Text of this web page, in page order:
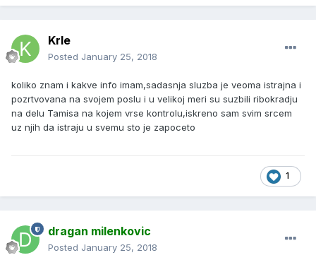
Krle
Posted January 25, 2018
koliko znam i kakve info imam,sadasnja sluzba je veoma istrajna i
pozrtvovana na svojem poslu i u velikoj meri su suzbili ribokradju
na delu Tamisa na kojem vrse kontrolu,iskreno sam svim srcem
uz njih da istraju u svemu sto je zapoceto
1
dragan milenkovic
Posted January 25, 2018